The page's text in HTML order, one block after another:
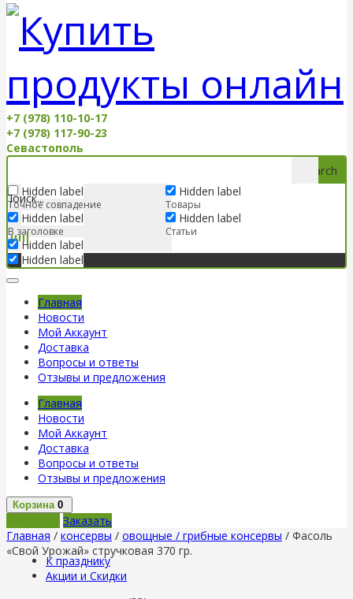
+7 (978) 110-10-17
+7 (978) 117-90-23
Севастополь
Search
Hidden label
Точное совпадение
Hidden label
В заголовке
Hidden label
Hidden label
Hidden label
Товары
Hidden label
Статьи
Главная
Новости
Мой Аккаунт
Доставка
Вопросы и ответы
Отзывы и предложения
Главная
Новости
Мой Аккаунт
Доставка
Вопросы и ответы
Отзывы и предложения
Корзина 0
Заказать
Главная / консервы / овощные / грибные консервы / Фасоль
«Свой Урожай» стручковая 370 гр.
К празднику
Акции и Скидки